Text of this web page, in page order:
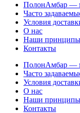
ПолонАмбар —
Часто
Условия
О нас
Наши принципы
Контакты
ПолонАмбар —
Часто
Условия
О нас
Наши принципы
Контакты